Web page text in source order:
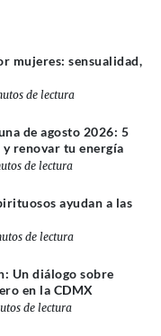
mujeres: sensualidad,
de lectura
de agosto 2026: 5
renovar tu energía
de lectura
ayudan a las
de lectura
Un diálogo sobre
en la CDMX
de lectura